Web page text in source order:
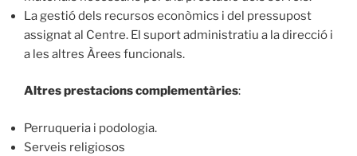
La gestió dels recursos econòmics i del pressupost
assignat al Centre. El suport administratiu a la direcció i
a les altres Àrees funcionals.
Altres prestacions complementàries:
Perruqueria i podologia.
Serveis religiosos